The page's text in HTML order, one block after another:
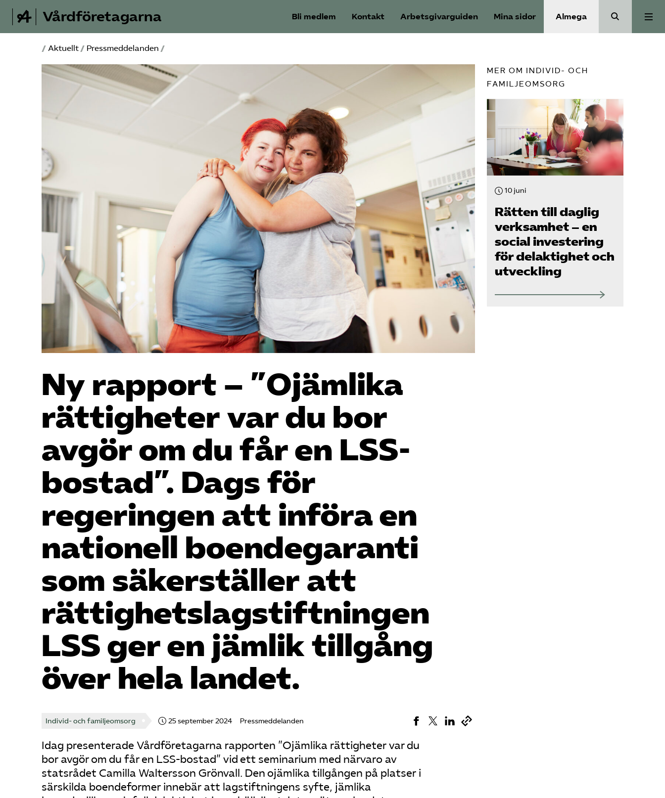
Vårdföretagarna Bli medlem Kontakt Arbetsgivarguiden Mina sidor Almega
Valmanifest
Medlemskap
Aktiviteter
Våra frågor
Om oss
Kontakt
Pressrum
/ Aktuellt / Pressmeddelanden /
Ny rapport – ”Ojämlika
rättigheter var du bor
avgör om du får en LSS-
bostad”. Dags för
regeringen att införa en
nationell boendegaranti
som säkerställer att
rättighetslagstiftningen
LSS ger en jämlik tillgång
över hela landet.
Individ- och familjeomsorg 25 september 2024 Pressmeddelanden
MER OM INDIVID- OCH
FAMILJEOMSORG
10 juni
Rätten till daglig
verksamhet – en
social investering
för delaktighet och
utveckling
Idag presenterade Vårdföretagarna rapporten ”Ojämlika rättigheter var du
bor avgör om du får en LSS-bostad” vid ett seminarium med närvaro av
statsrådet Camilla Waltersson Grönvall. Den ojämlika tillgången på platser i
särskilda boendeformer innebär att lagstiftningens syfte, jämlika